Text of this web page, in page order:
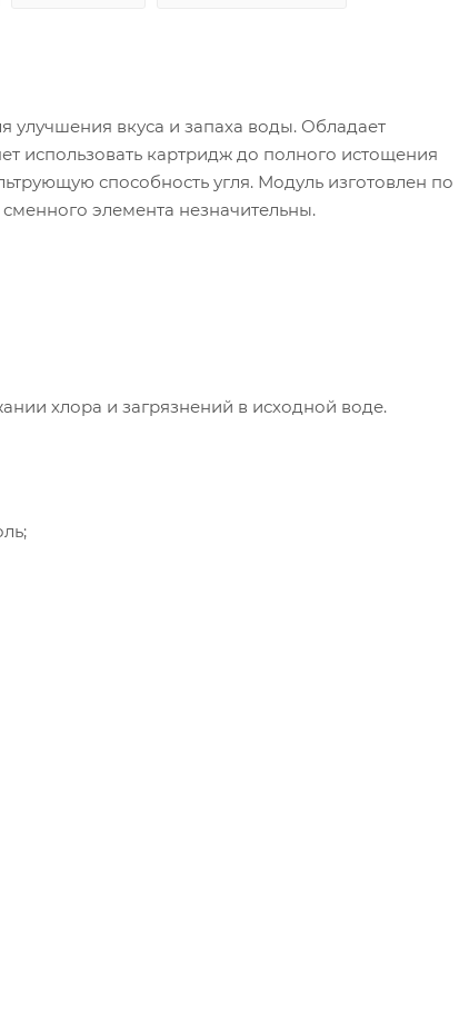
вкуса и запаха воды. Обладает
использовать картридж до полного истощения
способность угля. Модуль изготовлен по
элемента незначительны.
хлора и загрязнений в исходной воде.